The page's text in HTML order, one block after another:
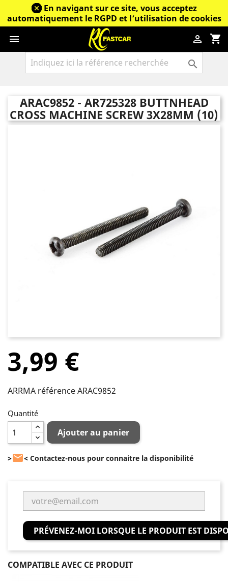
En navigant sur ce site, vous acceptez
automatiquement le RGPD et l’utilisation de cookies
 shopping_cart


ARAC9852 - AR725328 BUTTNHEAD
CROSS MACHINE SCREW 3X28MM (10)
3,99 €
ARRMA référence ARAC9852
Quantité
Ajouter au panier
>< Contactez-nous pour connaitre la disponibilité
PRÉVENEZ-MOI LORSQUE LE PRODUIT EST
COMPATIBLE AVEC CE PRODUIT